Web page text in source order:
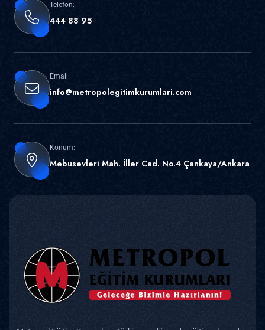
Telefon:
444 88 95
Email:
info@metropolegitimkurumlari.com
Konum:
Mebusevleri Mah. İller Cad. No.4 Çankaya/Ankara